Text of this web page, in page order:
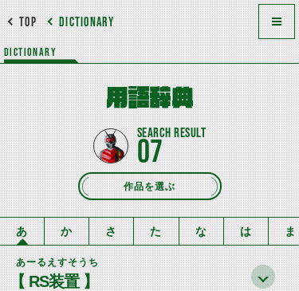
DICTIONARY
TOP
DICTIONARY
用語辞典
作品を選ぶ
07
あ か さ た な は ま
あーるえすそうち
【 RS装置 】